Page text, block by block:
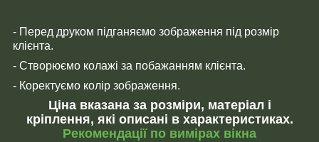
- Перед друком підганяємо зображення під розмір
клієнта.
- Створюємо колажі за побажанням клієнта.
- Коректуємо колір зображення.
Ціна вказана за розміри, матеріал і
кріплення, які описані в характеристиках.
Рекомендації по вимірах вікна